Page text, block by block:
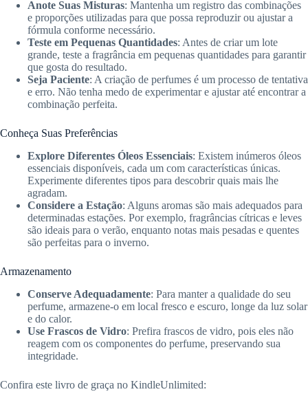
Anote Suas Misturas: Mantenha um registro das combinações
e proporções utilizadas para que possa reproduzir ou ajustar a
fórmula conforme necessário.
Teste em Pequenas Quantidades: Antes de criar um lote
grande, teste a fragrância em pequenas quantidades para garantir
que gosta do resultado.
Seja Paciente: A criação de perfumes é um processo de tentativa
e erro. Não tenha medo de experimentar e ajustar até encontrar a
combinação perfeita.
Conheça Suas Preferências
Explore Diferentes Óleos Essenciais: Existem inúmeros óleos
essenciais disponíveis, cada um com características únicas.
Experimente diferentes tipos para descobrir quais mais lhe
agradam.
Considere a Estação: Alguns aromas são mais adequados para
determinadas estações. Por exemplo, fragrâncias cítricas e leves
são ideais para o verão, enquanto notas mais pesadas e quentes
são perfeitas para o inverno.
Armazenamento
Conserve Adequadamente: Para manter a qualidade do seu
perfume, armazene-o em local fresco e escuro, longe da luz solar
e do calor.
Use Frascos de Vidro: Prefira frascos de vidro, pois eles não
reagem com os componentes do perfume, preservando sua
integridade.
Confira este livro de graça no KindleUnlimited: